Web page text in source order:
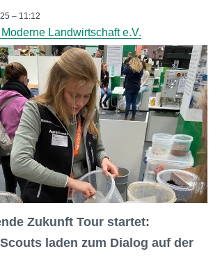
– 11:12
Landwirtschaft e.V.
Zukunft Tour startet:
laden zum Dialog auf der